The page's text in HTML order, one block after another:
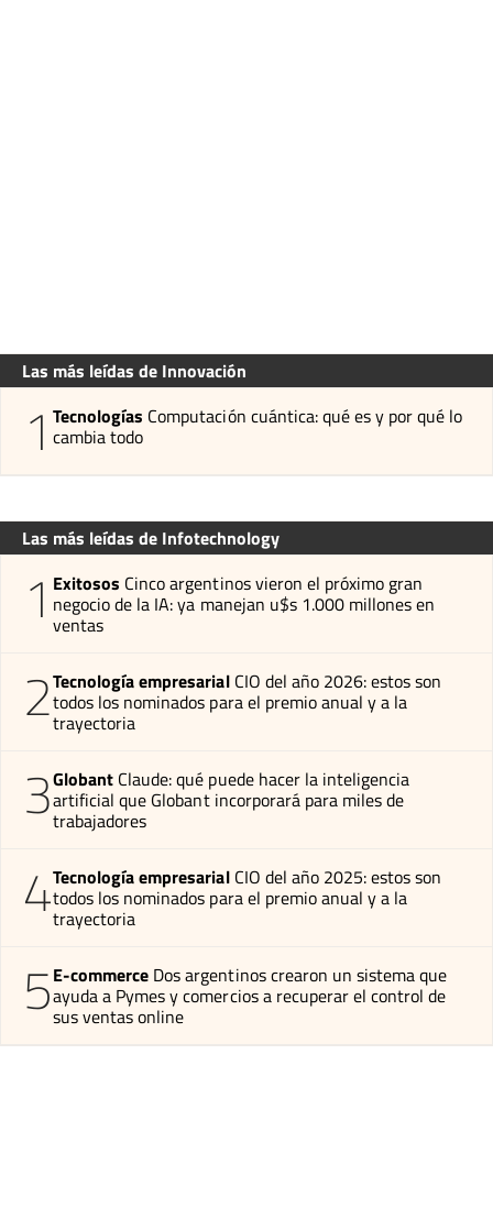
Las más leídas de Innovación
1 Tecnologías Computación cuántica: qué es y por qué lo
cambia todo
Las más leídas de Infotechnology
1 Exitosos Cinco argentinos vieron el próximo gran
negocio de la IA: ya manejan u$s 1.000 millones en
ventas
2Tecnología empresarial CIO del año 2026: estos son
todos los nominados para el premio anual y a la
trayectoria
3Globant Claude: qué puede hacer la inteligencia
artificial que Globant incorporará para miles de
trabajadores
4Tecnología empresarial CIO del año 2025: estos son
todos los nominados para el premio anual y a la
trayectoria
5E-commerce Dos argentinos crearon un sistema que
ayuda a Pymes y comercios a recuperar el control de
sus ventas online